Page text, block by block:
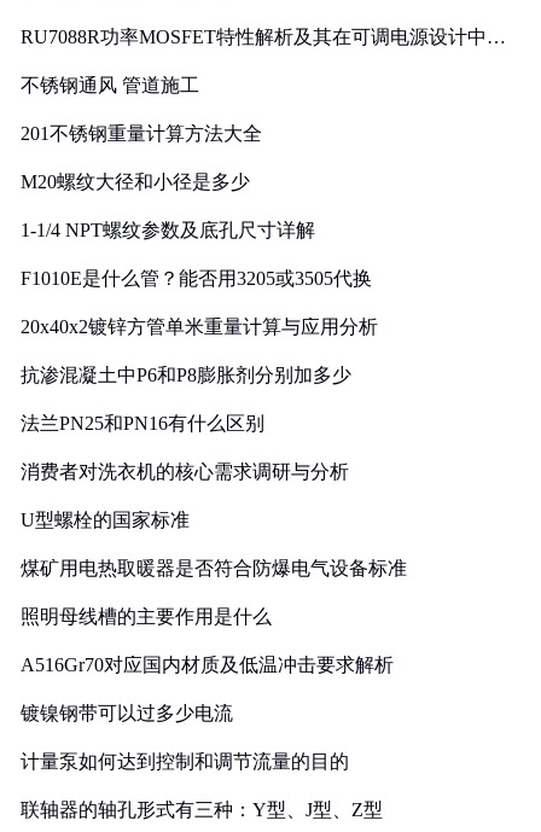
RU7088R功率MOSFET特性解析及其在可调电源设计中的
不锈钢通风 管道施工
201不锈钢重量计算方法大全
M20螺纹大径和小径是多少
1-1/4 NPT螺纹参数及底孔尺寸详解
F1010E是什么管？能否用3205或3505代换
20x40x2镀锌方管单米重量计算与应用分析
抗渗混凝土中P6和P8膨胀剂分别加多少
法兰PN25和PN16有什么区别
消费者对洗衣机的核心需求调研与分析
U型螺栓的国家标准
煤矿用电热取暖器是否符合防爆电气设备标准
照明母线槽的主要作用是什么
A516Gr70对应国内材质及低温冲击要求解析
镀镍钢带可以过多少电流
计量泵如何达到控制和调节流量的目的
联轴器的轴孔形式有三种：Y型、J型、Z型